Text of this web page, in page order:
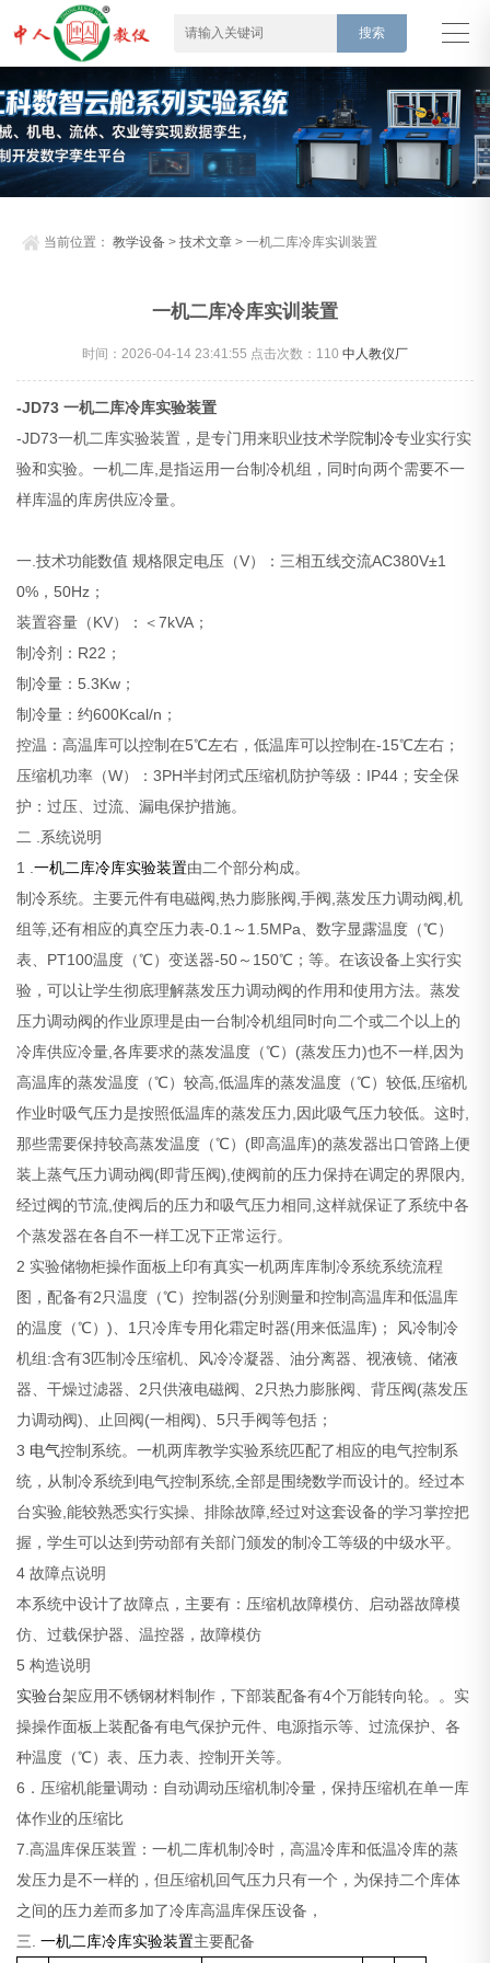
当前位置：教学设备 >技术文章 > 一机二库冷库实训装置
一机二库冷库实训装置
时间：2026-04-14 23:41:55 点击次数： 110 中人教仪厂
-JD73 一机二库冷库实验装置
-JD73一机二库实验装置，是专门用来职业技术学院制冷专业实行实
验和实验。一机二库,是指运用一台制冷机组，同时向两个需要不一
样库温的库房供应冷量。
一.技术功能数值 规格限定电压（V）：三相五线交流AC380V±1
0%，50Hz；
装置容量（KV）：＜7kVA；
制冷剂：R22；
制冷量：5.3Kw；
制冷量：约600Kcal/n；
控温：高温库可以控制在5℃左右，低温库可以控制在-15℃左右；
压缩机功率（W）：3PH半封闭式压缩机防护等级：IP44；安全保
护：过压、过流、漏电保护措施。
二 .系统说明
1 .一机二库冷库实验装置由二个部分构成。
制冷系统。主要元件有电磁阀,热力膨胀阀,手阀,蒸发压力调动阀,机
组等,还有相应的真空压力表-0.1～1.5MPa、数字显露温度（℃）
表、PT100温度（℃）变送器-50～150℃；等。在该设备上实行实
验，可以让学生彻底理解蒸发压力调动阀的作用和使用方法。蒸发
压力调动阀的作业原理是由一台制冷机组同时向二个或二个以上的
冷库供应冷量,各库要求的蒸发温度（℃）(蒸发压力)也不一样,因为
高温库的蒸发温度（℃）较高,低温库的蒸发温度（℃）较低,压缩机
作业时吸气压力是按照低温库的蒸发压力,因此吸气压力较低。这时,
那些需要保持较高蒸发温度（℃）(即高温库)的蒸发器出口管路上便
装上蒸气压力调动阀(即背压阀),使阀前的压力保持在调定的界限内,
经过阀的节流,使阀后的压力和吸气压力相同,这样就保证了系统中各
个蒸发器在各自不一样工况下正常运行。
2 实验储物柜操作面板上印有真实一机两库库制冷系统系统流程
图，配备有2只温度（℃）控制器(分别测量和控制高温库和低温库
的温度（℃）)、1只冷库专用化霜定时器(用来低温库)； 风冷制冷
机组:含有3匹制冷压缩机、风冷冷凝器、油分离器、视液镜、储液
器、干燥过滤器、2只供液电磁阀、2只热力膨胀阀、背压阀(蒸发压
力调动阀)、止回阀(一相阀)、5只手阀等包括；
3 电气控制系统。一机两库教学实验系统匹配了相应的电气控制系
统，从制冷系统到电气控制系统,全部是围绕数学而设计的。经过本
台实验,能较熟悉实行实操、排除故障,经过对这套设备的学习掌控把
握，学生可以达到劳动部有关部门颁发的制冷工等级的中级水平。
4 故障点说明
本系统中设计了故障点，主要有：压缩机故障模仿、启动器故障模
仿、过载保护器、温控器，故障模仿
5 构造说明
实验台架应用不锈钢材料制作，下部装配备有4个万能转向轮。。实
操操作面板上装配备有电气保护元件、电源指示等、过流保护、各
种温度（℃）表、压力表、控制开关等。
6．压缩机能量调动：自动调动压缩机制冷量，保持压缩机在单一库
体作业的压缩比
7.高温库保压装置：一机二库机制冷时，高温冷库和低温冷库的蒸
发压力是不一样的，但压缩机回气压力只有一个，为保持二个库体
之间的压力差而多加了冷库高温库保压设备，
三.一机二库冷库实验装置主要配备